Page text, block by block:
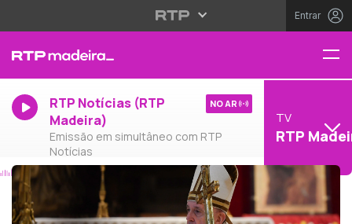
Entrar
RTP Notícias (RTP
Madeira)
Emissão em simultâneo com RTP
Notícias
NO AR
TV
RTP